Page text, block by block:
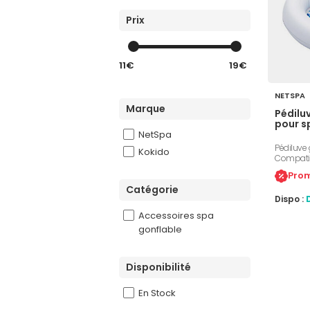
Prix
11€ 19€
Marque
NetSpa
Kokido
Catégorie
Accessoires spa
gonflable
Disponibilité
En Stock
NETSPA
pour
Pédiluve
de la
/ VITA
pieds
ainsi de
Dispo :